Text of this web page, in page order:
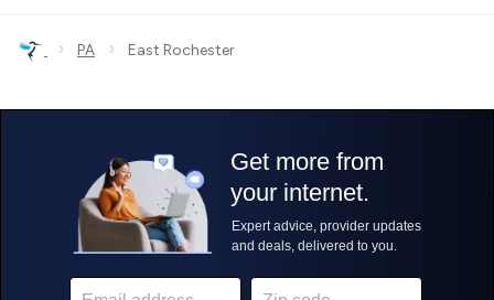
› PA › East Rochester